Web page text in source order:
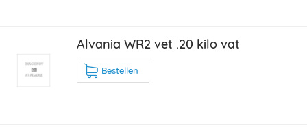
Alvania WR2 vet .20 kilo vat
Bestellen